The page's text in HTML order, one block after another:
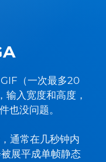
（一次最多20
输入宽度和高度，
也没问题。
通常在几秒钟内
展平成单帧静态